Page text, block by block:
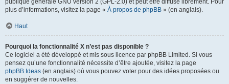
publique générale GNU version 2 (GPL-2.0) et peut être diffusé librement. Pour
plus d’informations, visitez la page « À propos de phpBB » (en anglais).
Haut
Pourquoi la fonctionnalité X n’est pas disponible ?
Ce logiciel a été développé et mis sous licence par phpBB Limited. Si vous
pensez qu’une fonctionnalité nécessite d’être ajoutée, visitez la page
phpBB Ideas (en anglais) où vous pouvez voter pour des idées proposées ou
en suggérer de nouvelles.